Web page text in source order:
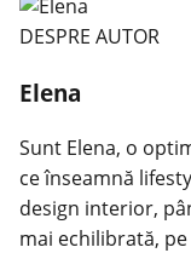
DESPRE AUTOR
Elena
Sunt Elena, o
ce înseamnă
design interior,
mai echilibrată,